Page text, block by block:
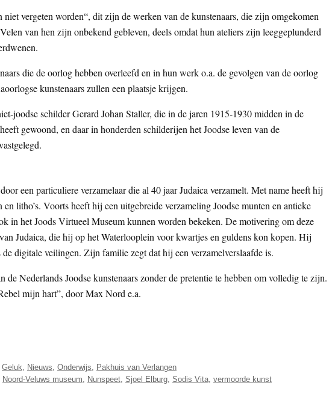
vergeten worden“, dit zijn de werken van de kunstenaars, die zijn omgekomen
van hen zijn onbekend gebleven, deels omdat hun ateliers zijn leeggeplunderd
die de oorlog hebben overleefd en in hun werk o.a. de gevolgen van de oorlog
kunstenaars zullen een plaatsje krijgen.
joodse schilder Gerard Johan Staller, die in de jaren 1915-1930 midden in de
gewoond, en daar in honderden schilderijen het Joodse leven van de
een particuliere verzamelaar die al 40 jaar Judaica verzamelt. Met name heeft hij
litho’s. Voorts heeft hij een uitgebreide verzameling Joodse munten en antieke
in het Joods Virtueel Museum kunnen worden bekeken. De motivering om deze
Judaica, die hij op het Waterlooplein voor kwartjes en guldens kon kopen. Hij
digitale veilingen. Zijn familie zegt dat hij een verzamelverslaafde is.
de Nederlands Joodse kunstenaars zonder de pretentie te hebben om volledig te zijn.
mijn hart”, door Max Nord e.a.
Geluk, Nieuws, Onderwijs, Pakhuis van Verlangen
Noord-Veluws museum, Nunspeet, Sjoel Elburg, Sodis Vita, vermoorde kunst